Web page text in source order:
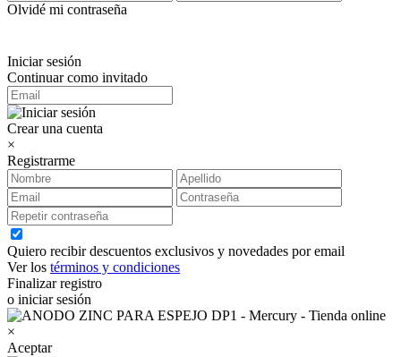
Olvidé mi contraseña
Iniciar sesión
Continuar como invitado
Crear una cuenta
×
Registrarme
Quiero recibir descuentos exclusivos y novedades por email
Ver los términos y condiciones
Finalizar registro
o iniciar sesión
×
Aceptar